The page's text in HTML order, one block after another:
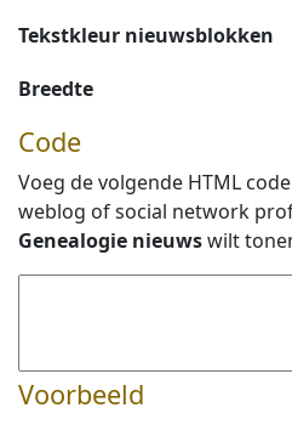
Tekstkleur nieuwsblokken
Breedte
Code
Voeg de volgende HTML
weblog of social network
Genealogie nieuwswilt
Voorbeeld